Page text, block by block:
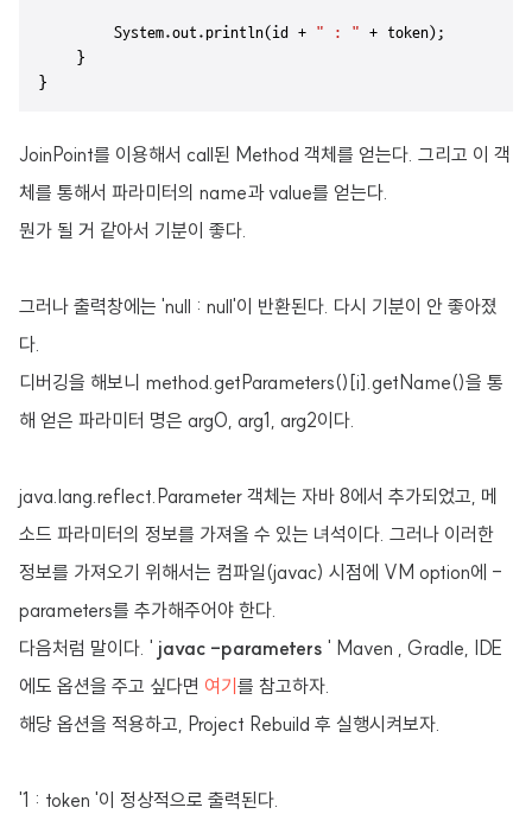
System.out.println(id + " : " + token);
    }
}
JoinPoint를 이용해서 call된 Method 객체를 얻는다. 그리고 이 객
체를 통해서 파라미터의 name과 value를 얻는다.
뭔가 될 거 같아서 기분이 좋다.
그러나 출력창에는 'null : null'이 반환된다. 다시 기분이 안 좋아졌
다.
디버깅을 해보니 method.getParameters()[i].getName()을 통
해 얻은 파라미터 명은 arg0, arg1, arg2이다.
java.lang.reflect.Parameter 객체는 자바 8에서 추가되었고, 메
소드 파라미터의 정보를 가져올 수 있는 녀석이다. 그러나 이러한
정보를 가져오기 위해서는 컴파일(javac) 시점에 VM option에 -
parameters를 추가해주어야 한다.
다음처럼 말이다. ' javac -parameters ' Maven , Gradle, IDE
에도 옵션을 주고 싶다면 여기 를 참고하자.
해당 옵션을 적용하고, Project Rebuild 후 실행시켜보자.
'1 : token '이 정상적으로 출력된다.